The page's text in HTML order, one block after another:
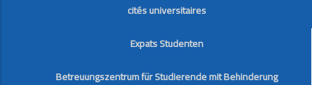
cités universitaires
Expats Studenten
Betreuungszentrum für Studierende mit Behinderung